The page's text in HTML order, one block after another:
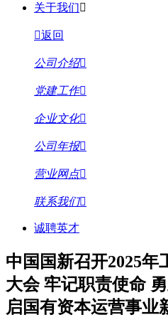
关于我们
返回
公司介绍
党建工作
企业文化
公司年报
营业网点
联系我们
诚聘英才
中国国新召开2025年
大会 牢记职责使命
启国有资本运营事业